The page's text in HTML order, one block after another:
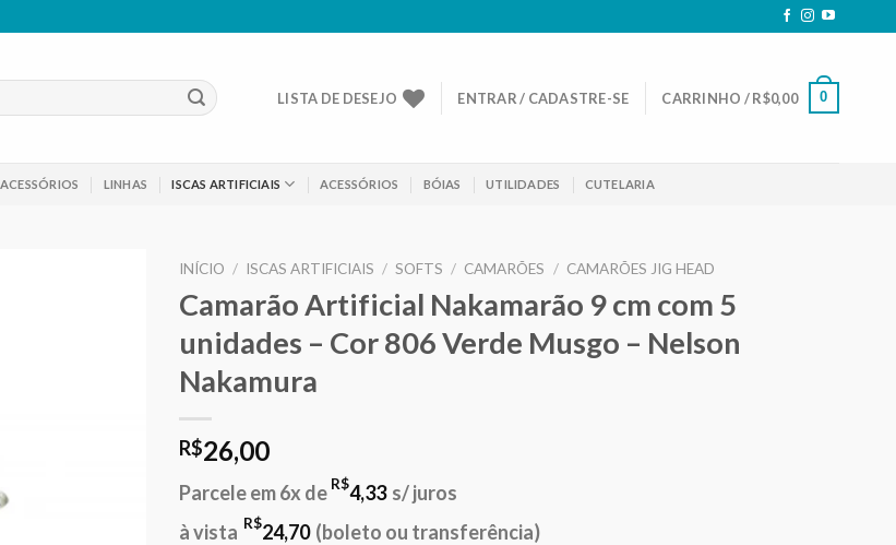
LISTA DE DESEJO ENTRAR / CADASTRE-SE CARRINHO /R$0,00 0
ACESSÓRIOS LINHAS ISCAS ARTIFICIAIS ACESSÓRIOS BÓIAS UTILIDADES CUTELARIA
INÍCIO / ISCAS ARTIFICIAIS / SOFTS / CAMARÕES / CAMARÕES JIG HEAD
Camarão Artificial Nakamarão 9 cm com 5
unidades – Cor 806 Verde Musgo – Nelson
Nakamura
R$26,00
Parcele em 6x de R$4,33 s/ juros
à vista R$24,70 (boleto ou transferência)